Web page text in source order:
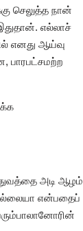
செலுத்த நான்
எல்லாச்
எனது ஆய்வு
பாரபட்சமற்ற
அடி ஆழம்
என்பதைப்